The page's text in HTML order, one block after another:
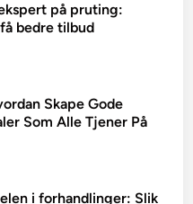
på pruting:
bedre tilbud
Skape Gode
Som Alle Tjener På
i forhandlinger: Slik